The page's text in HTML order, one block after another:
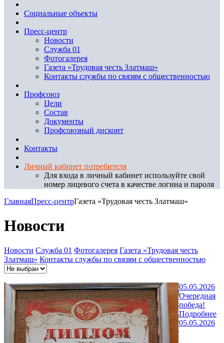
Социальные объекты
Пресс-центр
Новости
Служба 01
Фотогалерея
Газета «Трудовая честь Златмаш»
Контакты службы по связям с общественностью
Профсоюз
Цели
Состав
Документы
Профсоюзный дисконт
Контакты
Личный кабинет потребителя
Для входа в личный кабинет используйте свой
номер лицевого счета в качестве логина и пароля
ГлавнаяПресс-центрГазета «Трудовая честь Златмаш»
Новости
Новости Служба 01 Фотогалерея Газета «Трудовая честь
Златмаш» Контакты службы по связям с общественностью
05.05.2026
Очередная
победа!
Подробнее
05.05.2026